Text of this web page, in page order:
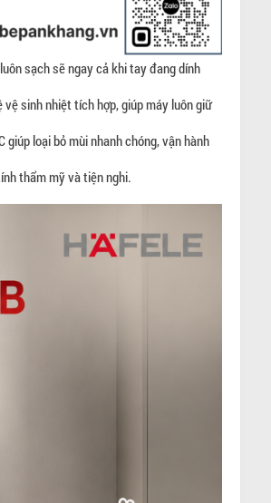
sạch sẽ ngay cả khi tay đang dính
vệ sinh nhiệt tích hợp, giúp máy luôn giữ
loại bỏ mùi nhanh chóng, vận hành
thẩm mỹ và tiện nghi.